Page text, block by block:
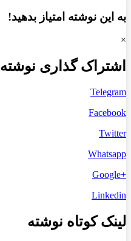
به این نوشته امتیاز بدهید!
×
اشتراک گذاری نوشته
Telegram
Facebook
Twitter
Whatsapp
+Google
Linkedin
لینک کوتاه نوشته